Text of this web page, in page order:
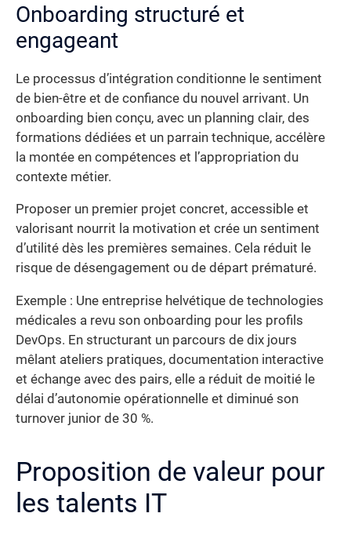
Onboarding structuré et
engageant
Le processus d’intégration conditionne le sentiment
de bien-être et de confiance du nouvel arrivant. Un
onboarding bien conçu, avec un planning clair, des
formations dédiées et un parrain technique, accélère
la montée en compétences et l’appropriation du
contexte métier.
Proposer un premier projet concret, accessible et
valorisant nourrit la motivation et crée un sentiment
d’utilité dès les premières semaines. Cela réduit le
risque de désengagement ou de départ prématuré.
Exemple : Une entreprise helvétique de technologies
médicales a revu son onboarding pour les profils
DevOps. En structurant un parcours de dix jours
mêlant ateliers pratiques, documentation interactive
et échange avec des pairs, elle a réduit de moitié le
délai d’autonomie opérationnelle et diminué son
turnover junior de 30 %.
Proposition de valeur pour
les talents IT